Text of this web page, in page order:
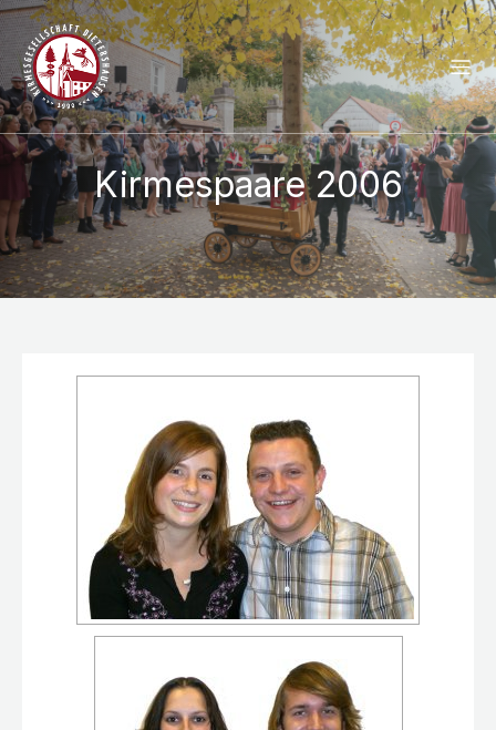
Kirmespaare 2006